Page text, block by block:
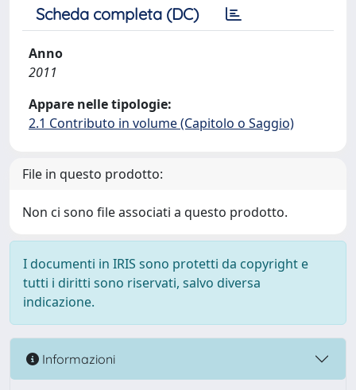
Scheda completa (DC)
Anno
2011
Appare nelle tipologie:
2.1 Contributo in volume (Capitolo o Saggio)
File in questo prodotto:
Non ci sono file associati a questo prodotto.
I documenti in IRIS sono protetti da copyright e
tutti i diritti sono riservati, salvo diversa
indicazione.
Informazioni